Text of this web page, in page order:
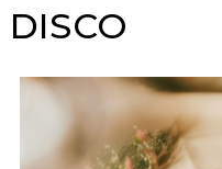
DISCO